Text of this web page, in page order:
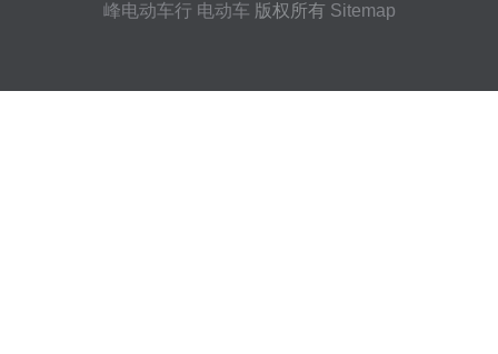
峰电动车行 电动车 版权所有 Sitemap